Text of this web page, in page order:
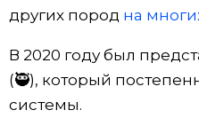
других пород на
В 2020 году был
(🥷), который
системы.